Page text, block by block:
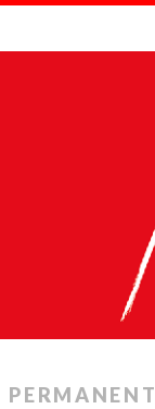
PERMANENT